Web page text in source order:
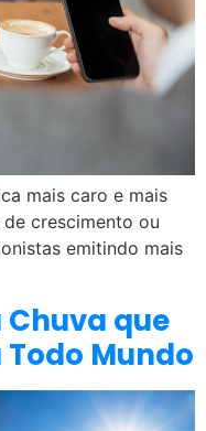
mais caro e mais
crescimento ou
emitindo mais
Chuva que
Mundo